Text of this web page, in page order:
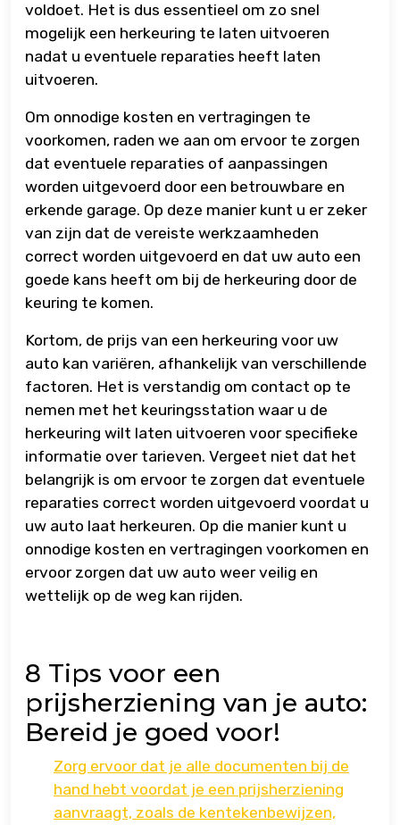
voldoet. Het is dus essentieel om zo snel
mogelijk een herkeuring te laten uitvoeren
nadat u eventuele reparaties heeft laten
uitvoeren.
Om onnodige kosten en vertragingen te
voorkomen, raden we aan om ervoor te zorgen
dat eventuele reparaties of aanpassingen
worden uitgevoerd door een betrouwbare en
erkende garage. Op deze manier kunt u er zeker
van zijn dat de vereiste werkzaamheden
correct worden uitgevoerd en dat uw auto een
goede kans heeft om bij de herkeuring door de
keuring te komen.
Kortom, de prijs van een herkeuring voor uw
auto kan variëren, afhankelijk van verschillende
factoren. Het is verstandig om contact op te
nemen met het keuringsstation waar u de
herkeuring wilt laten uitvoeren voor specifieke
informatie over tarieven. Vergeet niet dat het
belangrijk is om ervoor te zorgen dat eventuele
reparaties correct worden uitgevoerd voordat u
uw auto laat herkeuren. Op die manier kunt u
onnodige kosten en vertragingen voorkomen en
ervoor zorgen dat uw auto weer veilig en
wettelijk op de weg kan rijden.
8 Tips voor een
prijsherziening van je auto:
Bereid je goed voor!
Zorg ervoor dat je alle documenten bij de
hand hebt voordat je een prijsherziening
aanvraagt, zoals de kentekenbewijzen,